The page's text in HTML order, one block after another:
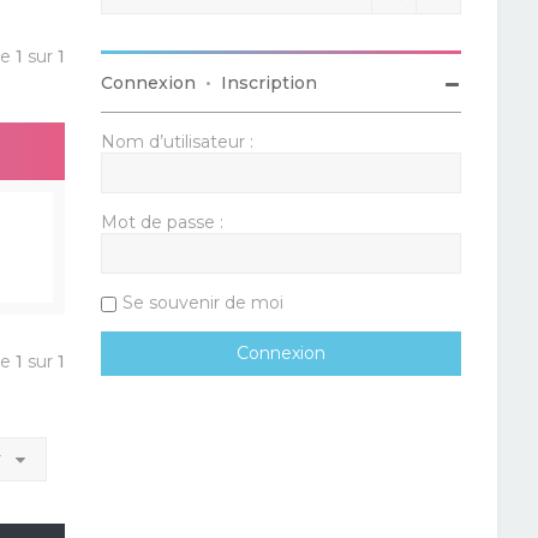
1 sur1
1 sur1
Connexion • Inscription
Nom d’utilisateur :
Mot de passe :
Se souvenir de moi